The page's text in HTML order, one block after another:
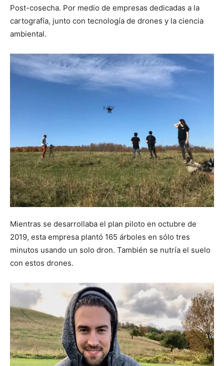
Post-cosecha. Por medio de empresas dedicadas a la
cartografía, junto con tecnología de drones y la ciencia
ambiental.
Mientras se desarrollaba el plan piloto en octubre de
2019, esta empresa plantó 165 árboles en sólo tres
minutos usando un solo dron. También se nutría el suelo
con estos drones.